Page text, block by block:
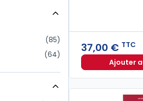
85
64
37,00 € TTC
Ajouter